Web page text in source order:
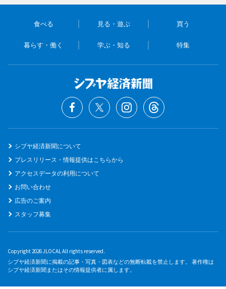
食べる 見る・遊ぶ 買う
暮らす・働く 学ぶ・知る 特集
シブヤ経済新聞について
プレスリリース・情報提供はこちらから
アクセスデータの利用について
お問い合わせ
広告のご案内
スタッフ募集
Copyright 2026 JLOCAL All rights reserved.
シブヤ経済新聞に掲載の記事・写真・図表などの無断転載を禁止します。 著作権は
シブヤ経済新聞またはその情報提供者に属します。